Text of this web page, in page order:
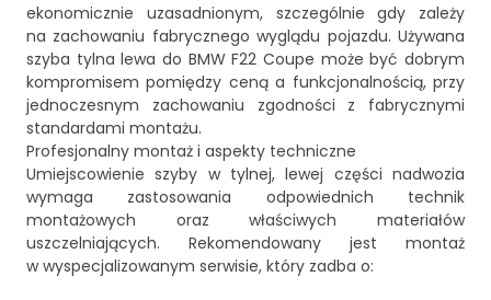
ekonomicznie uzasadnionym, szczególnie gdy zależy
na zachowaniu fabrycznego wyglądu pojazdu. Używana
szyba tylna lewa do BMW F22 Coupe może być dobrym
kompromisem pomiędzy ceną a funkcjonalnością, przy
jednoczesnym zachowaniu zgodności z fabrycznymi
standardami montażu.
Profesjonalny montaż i aspekty techniczne
Umiejscowienie szyby w tylnej, lewej części nadwozia
wymaga zastosowania odpowiednich technik
montażowych oraz właściwych materiałów
uszczelniających. Rekomendowany jest montaż
w wyspecjalizowanym serwisie, który zadba o: